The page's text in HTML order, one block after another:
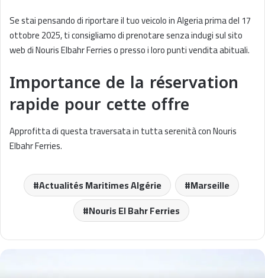
Se stai pensando di riportare il tuo veicolo in Algeria prima del 17
ottobre 2025, ti consigliamo di prenotare senza indugi sul sito
web di Nouris Elbahr Ferries o presso i loro punti vendita abituali.
Importance de la réservation
rapide pour cette offre
Approfitta di questa traversata in tutta serenità con Nouris
Elbahr Ferries.
Actualités Maritimes Algérie
Marseille
Nouris El Bahr Ferries